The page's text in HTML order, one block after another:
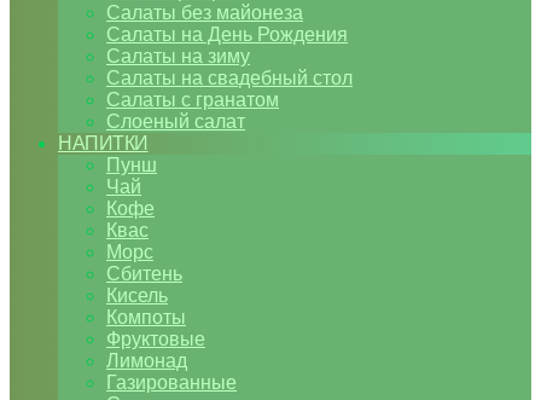
Салаты без майонеза
Салаты на День Рождения
Салаты на зиму
Салаты на свадебный стол
Салаты с гранатом
Слоеный салат
НАПИТКИ
Пунш
Чай
Кофе
Квас
Морс
Сбитень
Кисель
Компоты
Фруктовые
Лимонад
Газированные